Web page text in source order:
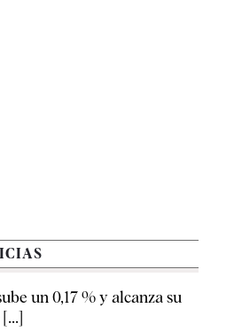
un 0,17 % y alcanza su